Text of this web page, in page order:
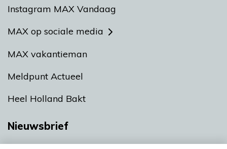
Instagram MAX Vandaag
MAX op sociale media
MAX vakantieman
Meldpunt Actueel
Heel Holland Bakt
Nieuwsbrief